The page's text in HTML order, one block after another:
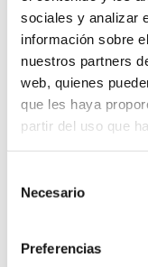
sociales y analizar
información sobre
nuestros partners
web, quienes
que les haya
partir del uso que
Necesario
Preferencias
equivalentes
I.Fondo Social
VII. Resultado
del ejercicio
largo plazo